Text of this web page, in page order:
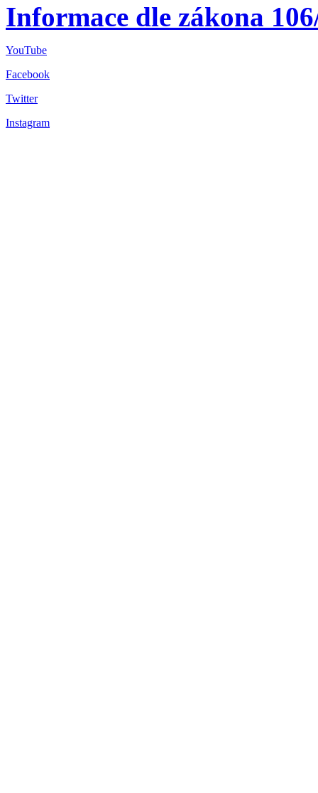
Informace dle zákona
YouTube
Facebook
Twitter
Instagram